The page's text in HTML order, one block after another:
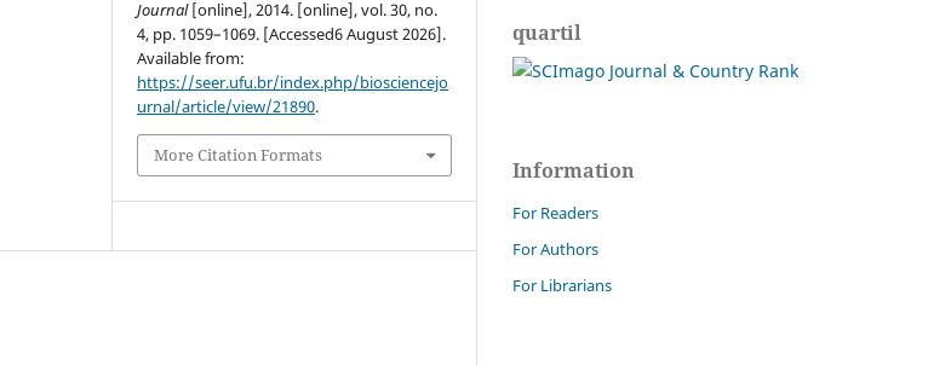
Journal[online], 2014. [online], vol. 30, no.
4, pp. 1059–1069. [Accessed6 August 2026].
Available from:
https://seer.ufu.br/index.php/biosciencejo
urnal/article/view/21890.
More Citation Formats
quartil
Information
For Readers
For Authors
For Librarians